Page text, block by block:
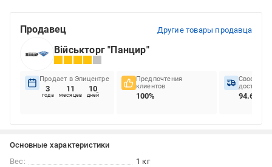
Продавец Другие товары продавца
Військторг "Панцир"
Продает в Эпицентре
3
года
11
месяцев
10
дней
Предпочтения
клиентов
100%
доставок
94.66%
Основные характеристики
Вес:
1 кг